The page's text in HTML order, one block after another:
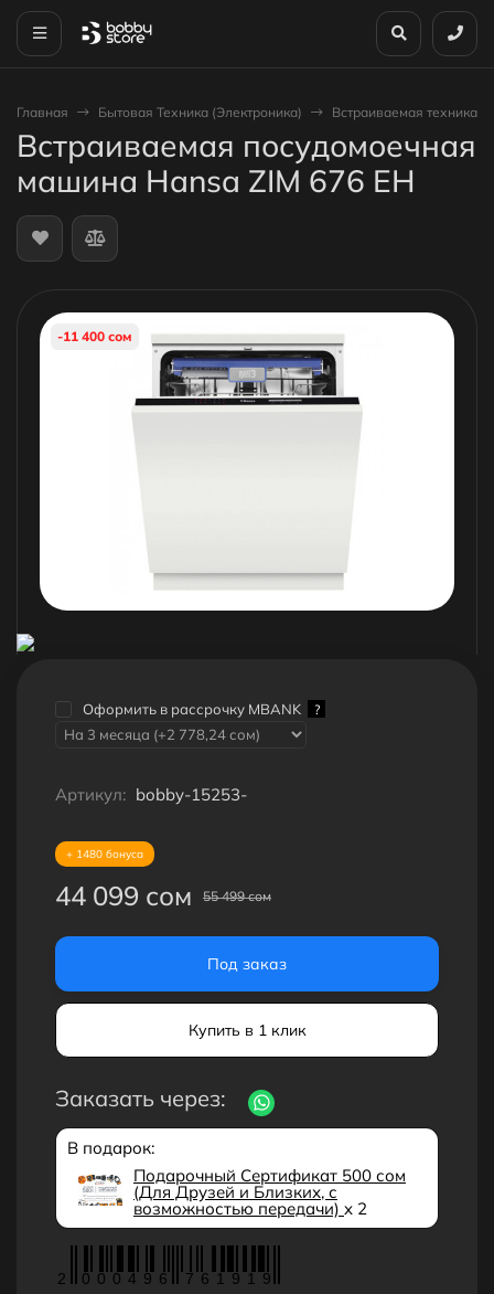
Главная Бытовая Техника (Электроника) Встраиваемая техника
Встраиваемая посудомоечная
машина Hansa ZIM 676 EH
-11 400 сом
Оформить в рассрочку MBANK ?
Артикул: bobby-15253-
+ 1480 бонуса
44 099 сом 55 499 сом
Под заказ
Купить в 1 клик
Заказать через:
В подарок:
Подарочный Сертификат 500 сом
(Для Друзей и Близких, с
возможностью передачи) x 2
2 0 0 0 4 9 6 7 6 1 9 1 9